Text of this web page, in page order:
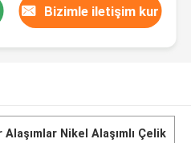
Bizimle iletişim kur
Alaşımlar Nikel Alaşımlı Çelik